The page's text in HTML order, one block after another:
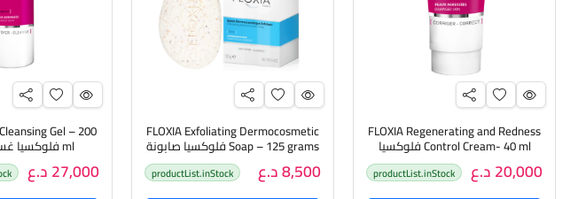
FLOXIA Regenerating and Redness
Control Cream- 40 ml فلوكسيا
كريم تجديد البشرة والتحكم في
الاحمرار 20,000 د.ع productList.inStock
FLOXIA Exfoliating Dermocosmetic
Soap – 125 grams فلوكسيا صابونة
منظفة للبشرة 8,500 د.ع productList.inStock
Gel – 200
ml فلوكسيا غسول للبشرة
27,000 د.ع